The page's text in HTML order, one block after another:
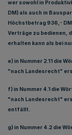
wer sowohl in
DM) als auch in
Höchstbetrag 936,-
Verträge zu bedienen,
erhalten kann als bei
e) in Nummer 2.11 die
"nach Landesrecht"
f) in Nummer 4.1 die
"nach Landesrecht"
entfällt.
g) in Nummer 4.2 die